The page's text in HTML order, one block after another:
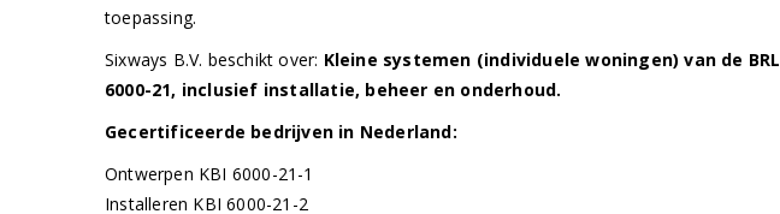
toepassing.
Sixways B.V. beschikt over: Kleine systemen (individuele woningen) van de BRL
6000-21, inclusief installatie, beheer en onderhoud.
Gecertificeerde bedrijven in Nederland:
Ontwerpen KBI 6000-21-1
Installeren KBI 6000-21-2